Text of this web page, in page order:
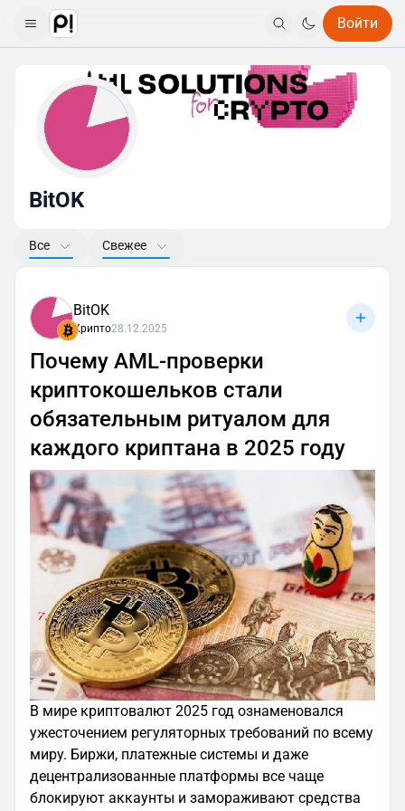
Войти
BitOK
Все Свежее
BitOK
Крипто28.12.2025
Почему AML-проверки
криптокошельков стали
обязательным ритуалом для
каждого криптана в 2025 году
В мире криптовалют 2025 год ознаменовался
ужесточением регуляторных требований по всему
миру. Биржи, платежные системы и даже
децентрализованные платформы все чаще
блокируют аккаунты и замораживают средства